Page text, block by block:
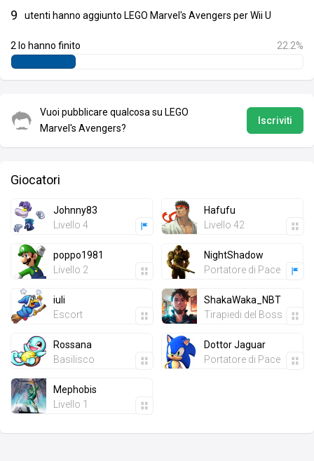
9 utenti hanno aggiunto LEGO Marvel's Avengers per Wii U
2 lo hanno finito 22.2%
Vuoi pubblicare qualcosa su LEGO
Marvel's Avengers?
Iscriviti
Giocatori
Johnny83
Livello 4
Hafufu
Livello 42
poppo1981
Livello 2
NightShadow
Portatore di Pace
iuli
Escort
ShakaWaka_NBT
Tirapiedi del Boss
Rossana
Basilisco
Dottor Jaguar
Portatore di Pace
Mephobis
Livello 1